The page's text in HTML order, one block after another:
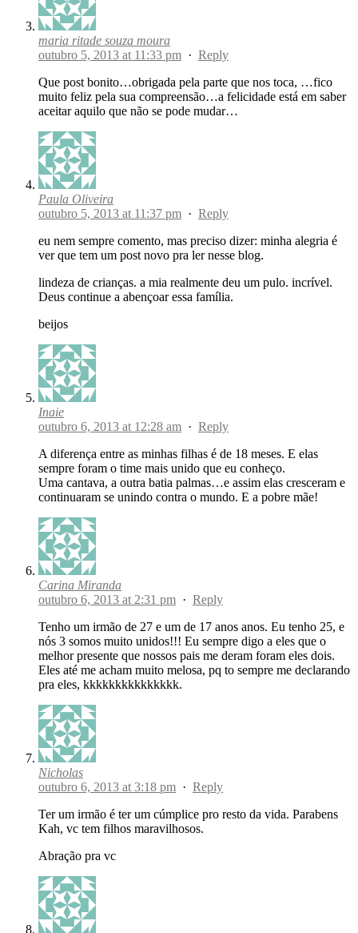
maria ritade souza moura
outubro 5, 2013 at 11:33 pm · Reply
Que post bonito…obrigada pela parte que nos toca, …fico
muito feliz pela sua compreensão…a felicidade está em saber
aceitar aquilo que não se pode mudar…
Paula Oliveira
outubro 5, 2013 at 11:37 pm · Reply
eu nem sempre comento, mas preciso dizer: minha alegria é
ver que tem um post novo pra ler nesse blog.
lindeza de crianças. a mia realmente deu um pulo. incrível.
Deus continue a abençoar essa família.
beijos
Inaie
outubro 6, 2013 at 12:28 am · Reply
A diferença entre as minhas filhas é de 18 meses. E elas
sempre foram o time mais unido que eu conheço.
Uma cantava, a outra batia palmas…e assim elas cresceram e
continuaram se unindo contra o mundo. E a pobre mãe!
Carina Miranda
outubro 6, 2013 at 2:31 pm · Reply
Tenho um irmão de 27 e um de 17 anos anos. Eu tenho 25, e
nós 3 somos muito unidos!!! Eu sempre digo a eles que o
melhor presente que nossos pais me deram foram eles dois.
Eles até me acham muito melosa, pq to sempre me declarando
pra eles, kkkkkkkkkkkkkkk.
Nicholas
outubro 6, 2013 at 3:18 pm · Reply
Ter um irmão é ter um cúmplice pro resto da vida. Parabens
Kah, vc tem filhos maravilhosos.
Abração pra vc